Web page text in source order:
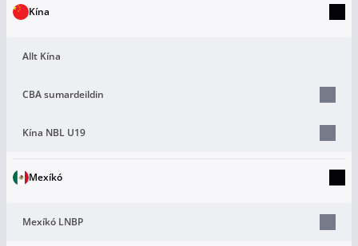
Kína
Allt Kína
CBA sumardeildin
Kína NBL U19
Mexíkó
Mexíkó LNBP